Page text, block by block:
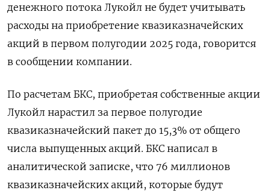
денежного потока Лукойл не будет учитывать
расходы на приобретение квазиказначейских
акций в первом полугодии 2025 года, говорится
в сообщении компании.
По расчетам БКС, приобретая собственные акции
Лукойл нарастил за первое полугодие
квазиказначейский пакет до 15,3% от общего
числа выпущенных акций. БКС написал в
аналитической записке, что 76 миллионов
квазиказначейских акций, которые будут